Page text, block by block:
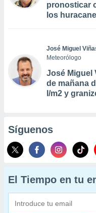
pronosticar
los
José Miguel
Meteorólogo
José Miguel
de mañana
l/m2 y
Síguenos
El Tiempo en tu